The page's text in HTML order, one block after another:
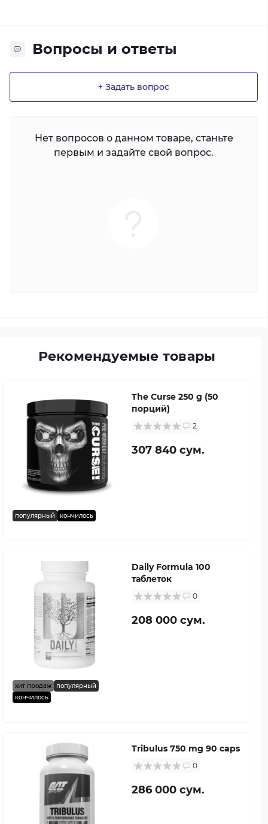
Вопросы и ответы
+ Задать вопрос
Нет вопросов о данном товаре, станьте
первым и задайте свой вопрос.
Рекомендуемые товары
популярный кончилось
The Curse 250 g (50
порций)
2
307 840 сум.
хит продаж
популярный
кончилось
Daily Formula 100
таблеток
0
208 000 сум.
Tribulus 750 mg 90 caps
0
286 000 сум.